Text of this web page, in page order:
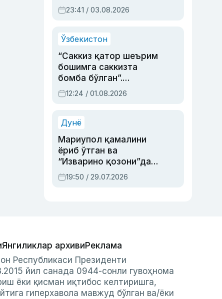
содир этган аёлга суд
ҳукми ўқилди
23:41 / 03.08.2026
Ўзбекистон
“Саккиз қатор шеърим
бошимга саккизта
бомба бўлган”.
Абдулла Ориповни
сиёсий айбловлардан
12:24 / 01.08.2026
Дунё
Мариупол қамалини
ёриб ўтган ва
“Изварино қозони”дан
чиққан қаҳрамон —
Украина армияси бош
19:50 / 29.07.2026
Янгиликлар архивиРеклама
Республикаси Президенти
йил санада 0944-сонли гувоҳнома
ёки қисман иқтибос келтиришга,
гиперхавола мавжуд бўлган ва/ёки